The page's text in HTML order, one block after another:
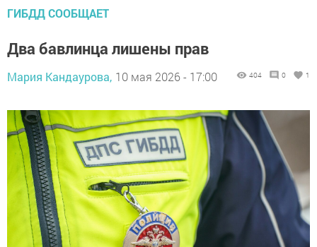
ГИБДД СООБЩАЕТ
Два бавлинца лишены прав
Мария Кандаурова, 10 мая 2026 - 17:00 404 0 1